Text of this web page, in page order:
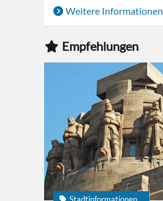
Weitere Informationen
Empfehlungen